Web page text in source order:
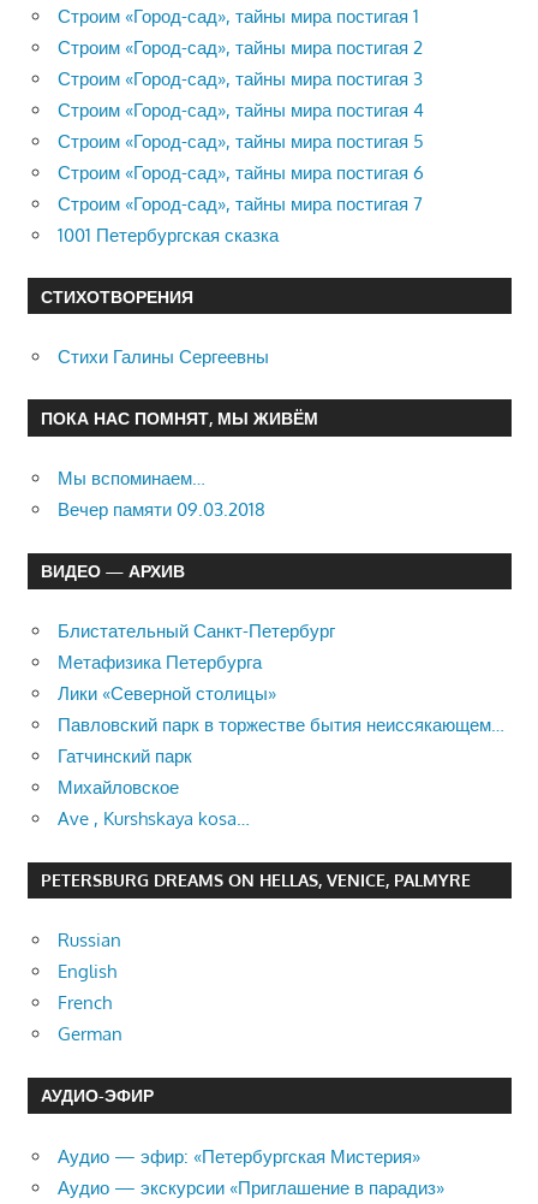
Строим «Город-сад», тайны мира постигая 1
Строим «Город-сад», тайны мира постигая 2
Строим «Город-сад», тайны мира постигая 3
Строим «Город-сад», тайны мира постигая 4
Строим «Город-сад», тайны мира постигая 5
Строим «Город-сад», тайны мира постигая 6
Строим «Город-сад», тайны мира постигая 7
1001 Петербургская сказка
СТИХОТВОРЕНИЯ
Стихи Галины Сергеевны
ПОКА НАС ПОМНЯТ, МЫ ЖИВЁМ
Мы вспоминаем…
Вечер памяти 09.03.2018
ВИДЕО — АРХИВ
Блистательный Санкт-Петербург
Метафизика Петербурга
Лики «Северной столицы»
Павловский парк в торжестве бытия неиссякающем…
Гатчинский парк
Михайловское
Ave , Kurshskaya kosa…
PETERSBURG DREAMS ON HELLAS, VENICE, PALMYRE
Russian
English
French
German
АУДИО-ЭФИР
Аудио — эфир: «Петербургская Мистерия»
Аудио — экскурсии «Приглашение в парадиз»